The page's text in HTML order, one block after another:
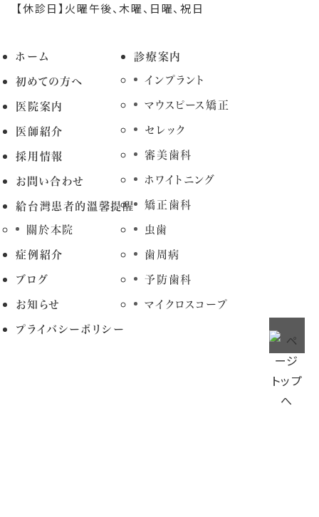
【休診日】火曜午後、木曜、日曜、祝日
ホーム
初めての方へ
医院案内
医師紹介
採用情報
お問い合わせ
給台灣患者的溫馨提醒
關於本院
症例紹介
ブログ
お知らせ
プライバシーポリシー
診療案内
インプラント
マウスピース矯正
セレック
審美歯科
ホワイトニング
矯正歯科
虫歯
歯周病
予防歯科
マイクロスコープ